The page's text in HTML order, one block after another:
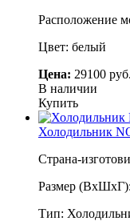
Расположение
Цвет: белый
Цена: 29100 руб.
В наличии
Купить
Холодильник
Страна-
Размер
Тип: